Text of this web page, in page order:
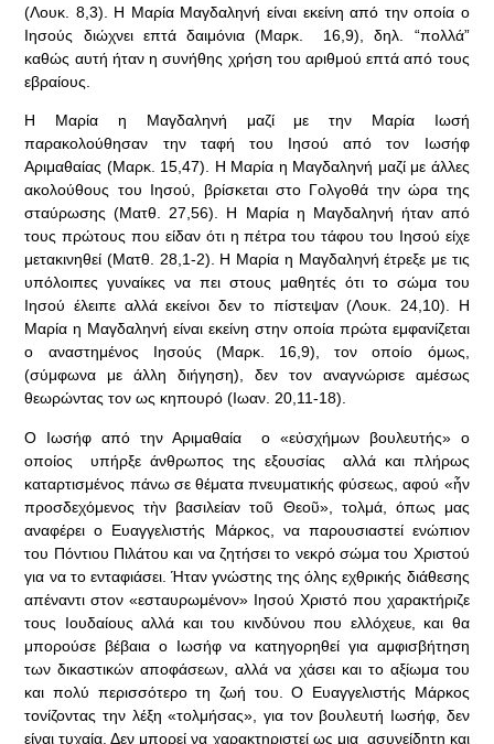
(Λουκ. 8,3). Η Μαρία Μαγδαληνή είναι εκείνη από την οποία ο
Ιησούς διώχνει επτά δαιμόνια (Μαρκ. 16,9), δηλ. “πολλά”
καθώς αυτή ήταν η συνήθης χρήση του αριθμού επτά από τους
εβραίους.
Η Μαρία η Μαγδαληνή μαζί με την Μαρία Ιωσή
παρακολούθησαν την ταφή του Ιησού από τον Ιωσήφ
Αριμαθαίας (Μαρκ. 15,47). Η Μαρία η Μαγδαληνή μαζί με άλλες
ακολούθους του Ιησού, βρίσκεται στο Γολγοθά την ώρα της
σταύρωσης (Ματθ. 27,56). Η Μαρία η Μαγδαληνή ήταν από
τους πρώτους που είδαν ότι η πέτρα του τάφου του Ιησού είχε
μετακινηθεί (Ματθ. 28,1-2). Η Μαρία η Μαγδαληνή έτρεξε με τις
υπόλοιπες γυναίκες να πει στους μαθητές ότι το σώμα του
Ιησού έλειπε αλλά εκείνοι δεν το πίστεψαν (Λουκ. 24,10). Η
Μαρία η Μαγδαληνή είναι εκείνη στην οποία πρώτα εμφανίζεται
ο αναστημένος Ιησούς (Μαρκ. 16,9), τον οποίο όμως,
(σύμφωνα με άλλη διήγηση), δεν τον αναγνώρισε αμέσως
θεωρώντας τον ως κηπουρό (Ιωαν. 20,11-18).
Ο Ιωσήφ από την Αριμαθαία ο «εὐσχήμων βουλευτής» ο
οποίος υπήρξε άνθρωπος της εξουσίας αλλά και πλήρως
καταρτισμένος πάνω σε θέματα πνευματικής φύσεως, αφού «ἦν
προσδεχόμενος τὴν βασιλείαν τοῦ Θεοῦ», τολμά, όπως μας
αναφέρει ο Ευαγγελιστής Μάρκος, να παρουσιαστεί ενώπιον
του Πόντιου Πιλάτου και να ζητήσει το νεκρό σώμα του Χριστού
για να το ενταφιάσει. Ήταν γνώστης της όλης εχθρικής διάθεσης
απέναντι στον «εσταυρωμένον» Ιησού Χριστό που χαρακτήριζε
τους Ιουδαίους αλλά και του κινδύνου που ελλόχευε, και θα
μπορούσε βέβαια ο Ιωσήφ να κατηγορηθεί για αμφισβήτηση
των δικαστικών αποφάσεων, αλλά να χάσει και το αξίωμα του
και πολύ περισσότερο τη ζωή του. Ο Ευαγγελιστής Μάρκος
τονίζοντας την λέξη «τολμήσας», για τον βουλευτή Ιωσήφ, δεν
είναι τυχαία. Δεν μπορεί να χαρακτηριστεί ως μια ασυνείδητη και